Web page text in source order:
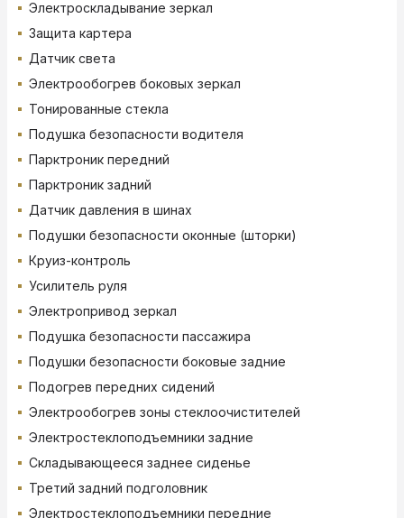
Электроскладывание зеркал
Защита картера
Датчик света
Электрообогрев боковых зеркал
Тонированные стекла
Подушка безопасности водителя
Парктроник передний
Парктроник задний
Датчик давления в шинах
Подушки безопасности оконные (шторки)
Круиз-контроль
Усилитель руля
Электропривод зеркал
Подушка безопасности пассажира
Подушки безопасности боковые задние
Подогрев передних сидений
Электрообогрев зоны стеклоочистителей
Электростеклоподъемники задние
Складывающееся заднее сиденье
Третий задний подголовник
Электростеклоподъемники передние